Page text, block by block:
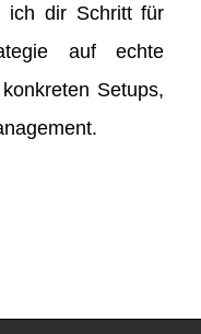
ich dir Schritt für
auf echte
Setups,